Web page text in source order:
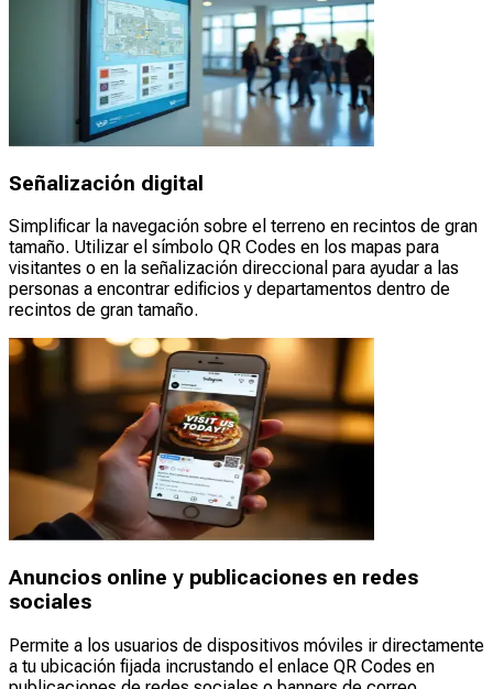
Señalización digital
Simplificar la navegación sobre el terreno en recintos de gran
tamaño. Utilizar el símbolo QR Codes en los mapas para
visitantes o en la señalización direccional para ayudar a las
personas a encontrar edificios y departamentos dentro de
recintos de gran tamaño.
Anuncios online y publicaciones en redes
sociales
Permite a los usuarios de dispositivos móviles ir directamente
a tu ubicación fijada incrustando el enlace QR Codes en